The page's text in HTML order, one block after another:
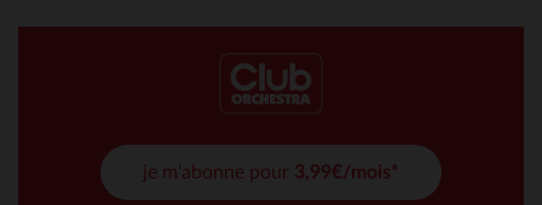
je m'abonne pour 3,99€/mois*